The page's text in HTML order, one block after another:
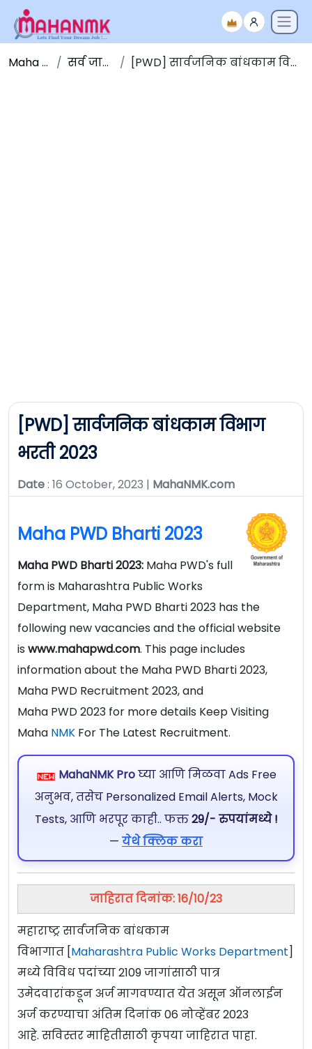
Maha NMK सर्व जाहिराती [PWD] सार्वजनिक बांधकाम विभाग भरती 2023
[PWD] सार्वजनिक बांधकाम विभाग
भरती 2023
Date: 16 October, 2023 | MahaNMK.com
Maha PWD Bharti 2023
Maha PWD Bharti 2023: Maha PWD's full
form is Maharashtra Public Works
Department, Maha PWD Bharti 2023 has the
following new vacancies and the official website
is www.mahapwd.com. This page includes
information about the Maha PWD Bharti 2023,
Maha PWD Recruitment 2023, and
Maha PWD 2023 for more details Keep Visiting
Maha NMK For The Latest Recruitment.
MahaNMK Proघ्या आणि मिळवा Ads Free
अनुभव, तसेच Personalized Email Alerts, Mock
Tests, आणि भरपूर काही.. फक्त29/- रुपयांमध्ये !
— येथे क्लिक करा
जाहिरात दिनांक: 16/10/23
महाराष्ट्र सार्वजनिक बांधकाम
विभागात [Maharashtra Public Works Department]
मध्ये विविध पदांच्या 2109 जागांसाठी पात्र
उमेदवारांकडून अर्ज मागवण्यात येत असून ऑनलाईन
अर्ज करण्याचा अंतिम दिनांक 06 नोव्हेंबर 2023
आहे. सविस्तर माहितीसाठी कृपया जाहिरात पाहा.